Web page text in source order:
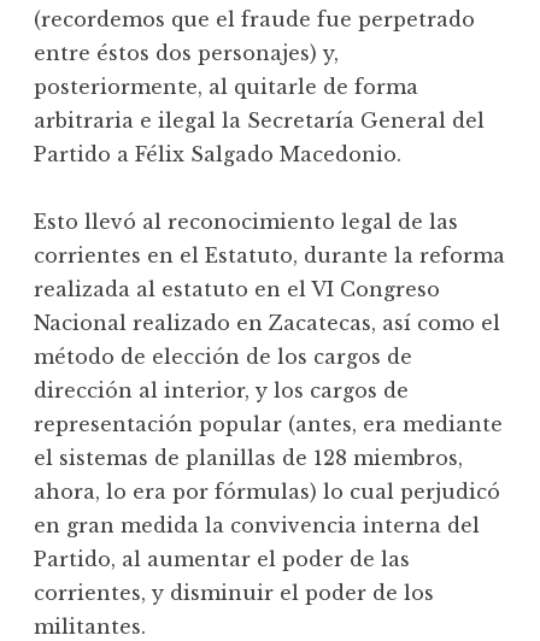
(recordemos que el fraude fue perpetrado
entre éstos dos personajes) y,
posteriormente, al quitarle de forma
arbitraria e ilegal la Secretaría General del
Partido a Félix Salgado Macedonio.
Esto llevó al reconocimiento legal de las
corrientes en el Estatuto, durante la reforma
realizada al estatuto en el VI Congreso
Nacional realizado en Zacatecas, así como el
método de elección de los cargos de
dirección al interior, y los cargos de
representación popular (antes, era mediante
el sistemas de planillas de 128 miembros,
ahora, lo era por fórmulas) lo cual perjudicó
en gran medida la convivencia interna del
Partido, al aumentar el poder de las
corrientes, y disminuir el poder de los
militantes.